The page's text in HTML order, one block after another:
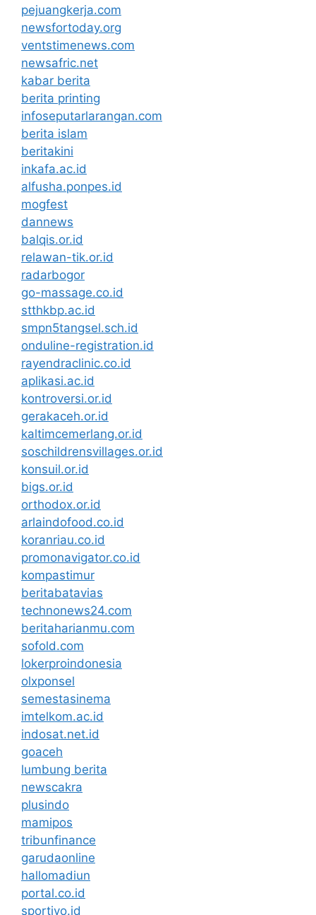
pejuangkerja.com
newsfortoday.org
ventstimenews.com
newsafric.net
kabar berita
berita printing
infoseputarlarangan.com
berita islam
beritakini
inkafa.ac.id
alfusha.ponpes.id
mogfest
dannews
balqis.or.id
relawan-tik.or.id
radarbogor
go-massage.co.id
stthkbp.ac.id
smpn5tangsel.sch.id
onduline-registration.id
rayendraclinic.co.id
aplikasi.ac.id
kontroversi.or.id
gerakaceh.or.id
kaltimcemerlang.or.id
soschildrensvillages.or.id
konsuil.or.id
bigs.or.id
orthodox.or.id
arlaindofood.co.id
koranriau.co.id
promonavigator.co.id
kompastimur
beritabatavias
technonews24.com
beritaharianmu.com
sofold.com
lokerproindonesia
olxponsel
semestasinema
imtelkom.ac.id
indosat.net.id
goaceh
lumbung berita
newscakra
plusindo
mamipos
tribunfinance
garudaonline
hallomadiun
portal.co.id
sportivo.id